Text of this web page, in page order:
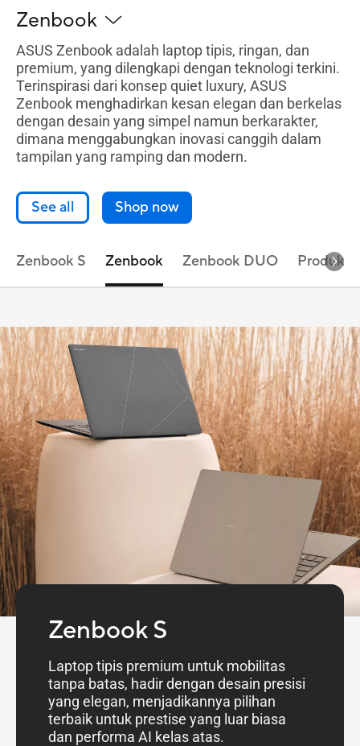
Zenbook
ASUS Zenbook adalah laptop tipis, ringan, dan
premium, yang dilengkapi dengan teknologi terkini.
Terinspirasi dari konsep quiet luxury, ASUS
Zenbook menghadirkan kesan elegan dan berkelas
dengan desain yang simpel namun berkarakter,
dimana menggabungkan inovasi canggih dalam
tampilan yang ramping dan modern.
See all Shop now
Zenbook S Zenbook Zenbook DUO Produk
Zenbook S
Laptop tipis premium untuk mobilitas
tanpa batas, hadir dengan desain presisi
yang elegan, menjadikannya pilihan
terbaik untuk prestise yang luar biasa
dan performa AI kelas atas.